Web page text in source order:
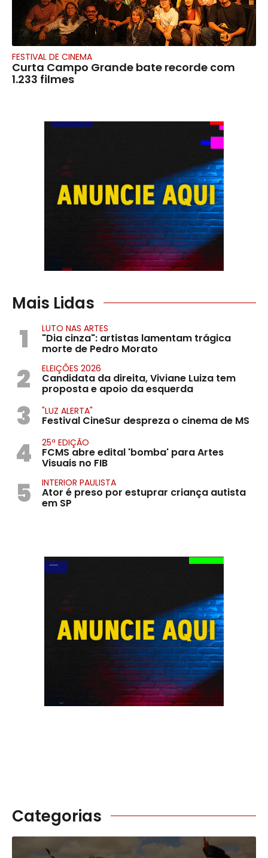
FESTIVAL DE CINEMA
Curta Campo Grande bate recorde com
1.233 filmes
Mais Lidas
1 LUTO NAS ARTES
"Dia cinza": artistas lamentam trágica
morte de Pedro Morato
2 ELEIÇÕES 2026
Candidata da direita, Viviane Luiza tem
proposta e apoio da esquerda
3 "LUZ ALERTA"
Festival CineSur despreza o cinema de MS
4 25ª EDIÇÃO
FCMS abre edital 'bomba' para Artes
Visuais no FIB
5 INTERIOR PAULISTA
Ator é preso por estuprar criança autista
em SP
Categorias